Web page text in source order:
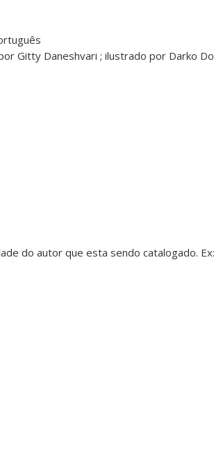
Gitty Daneshvari ; ilustrado por Darko
do autor que esta sendo catalogado.